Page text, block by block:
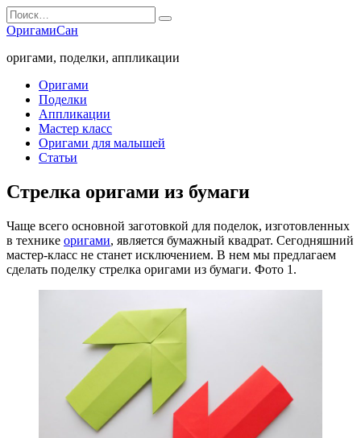
Перейти
к
содержанию
Search
for:
ОригамиСан
оригами, поделки, аппликации
Оригами
Поделки
Аппликации
Мастер класс
Оригами для малышей
Статьи
Стрелка оригами из бумаги
Чаще всего основной заготовкой для поделок, изготовленных
в технике оригами, является бумажный квадрат. Сегодняшний
мастер-класс не станет исключением. В нем мы предлагаем
сделать поделку стрелка оригами из бумаги. Фото 1.